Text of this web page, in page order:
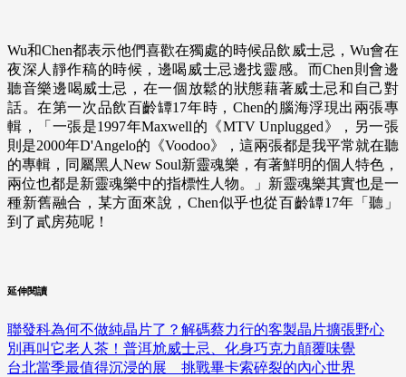
Wu和Chen都表示他們喜歡在獨處的時候品飲威士忌，Wu會在
夜深人靜作稿的時候，邊喝威士忌邊找靈感。而Chen則會邊
聽音樂邊喝威士忌，在一個放鬆的狀態藉著威士忌和自己對
話。在第一次品飲百齡罈17年時，Chen的腦海浮現出兩張專
輯，「一張是1997年Maxwell的《MTV Unplugged》，另一張
則是2000年D'Angelo的《Voodoo》，這兩張都是我平常就在聽
的專輯，同屬黑人New Soul新靈魂樂，有著鮮明的個人特色，
兩位也都是新靈魂樂中的指標性人物。」新靈魂樂其實也是一
種新舊融合，某方面來說，Chen似乎也從百齡罈17年「聽」
到了貳房苑呢！
延伸閱讀
聯發科為何不做純晶片了？解碼蔡力行的客製晶片擴張野心
別再叫它老人茶！普洱尬威士忌、化身巧克力顛覆味覺
台北當季最值得沉浸的展 挑戰畢卡索碎裂的內心世界